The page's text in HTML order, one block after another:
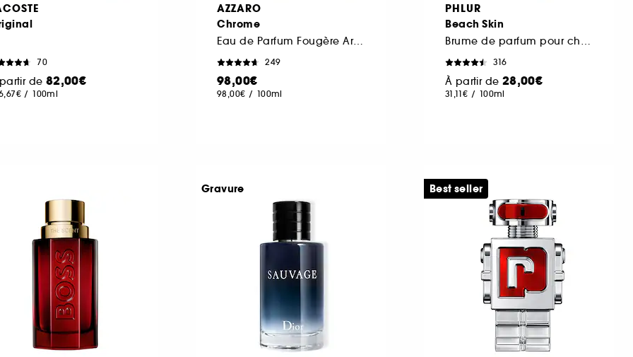
70
de 82,00€
/ 100ml
AZZARO
Chrome
Eau de Parfum Fougère Aromatique
249
98,00€
98,00€ / 100ml
PHLUR
Beach Skin
316
À partir de 28,00€
31,11€ / 100ml
Gravure Best seller